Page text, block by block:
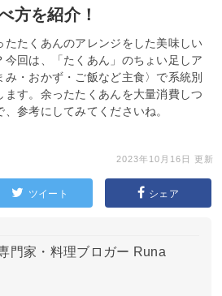
方を紹介！
たたくあんのアレンジをした美味しい
回は、「たくあん」のちょい足しア
み・おかず・ご飯など主食〉で系統別
す。余ったたくあんを大量消費しつ
参考にしてみてくださいね。
2023年10月16日 更新
ツイート シェア
門家・料理ブロガー Runa